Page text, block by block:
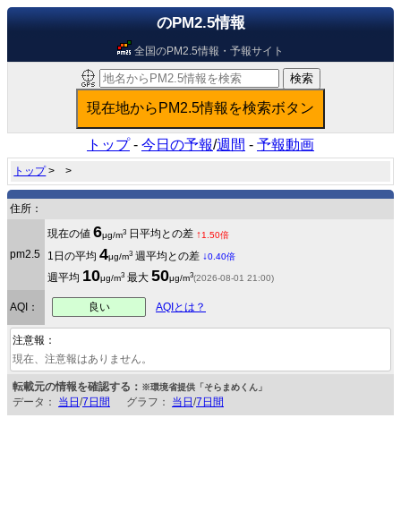
のPM2.5情報
全国のPM2.5情報・予報サイト
トップ- 今日の予報/週間 - 予報動画
トップ> >
住所：
pm2.5
現在の値 6μg/m3 日平均との差 ↑1.50倍
1日の平均 4μg/m3 週平均との差 ↓0.40倍
週平均 10μg/m3 最大 50μg/m3(2026-08-01 21:00)
AQI： 良い AQIとは？
注意報：
現在、注意報はありません。
転載元の情報を確認する： ※環境省提供「そらまめくん」
データ： 当日 /7日間 グラフ： 当日 /7日間